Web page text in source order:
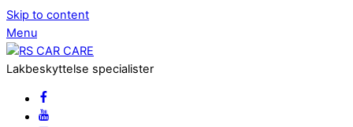
Skip to content
Menu
Lakbeskyttelse specialister